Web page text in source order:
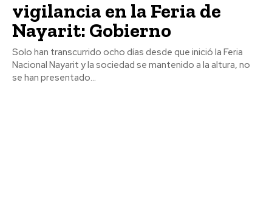
vigilancia en la Feria de
Nayarit: Gobierno
Solo han transcurrido ocho días desde que inició la Feria
Nacional Nayarit y la sociedad se mantenido a la altura, no
se han presentado...